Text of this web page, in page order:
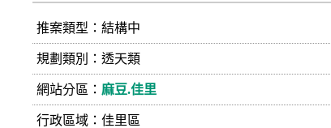
推案類型：結構中
規劃類別：透天類
網站分區： 麻豆.佳里
行政區域：佳里區